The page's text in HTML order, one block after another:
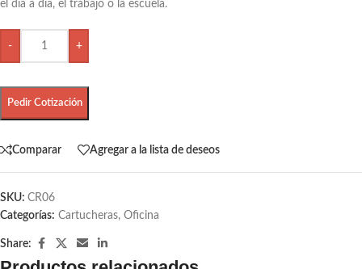
el día a día, el trabajo o la escuela.
- +
Pedir Cotización
Comparar Agregar a la lista de deseos
SKU: CR06
Categorías: Cartucheras, Oficina
Share: